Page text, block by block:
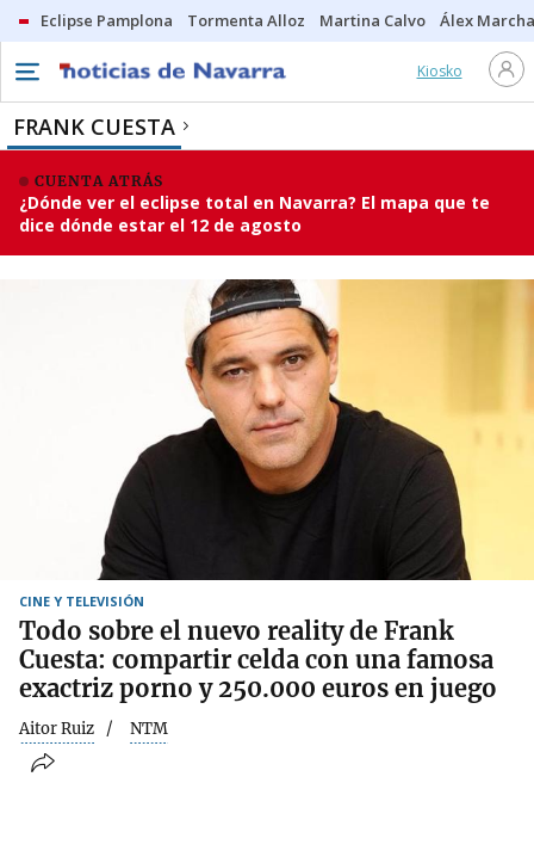
Eclipse Pamplona Tormenta Alloz Martina Calvo Álex
Kiosko
FRANK CUESTA
CUENTA ATRÁS
¿Dónde ver el eclipse total en Navarra? El mapa que te
dice dónde estar el 12 de agosto
CINE Y TELEVISIÓN
Todo sobre el nuevo reality de Frank
Cuesta: compartir celda con una famosa
exactriz porno y 250.000 euros en juego
Aitor Ruiz NTM